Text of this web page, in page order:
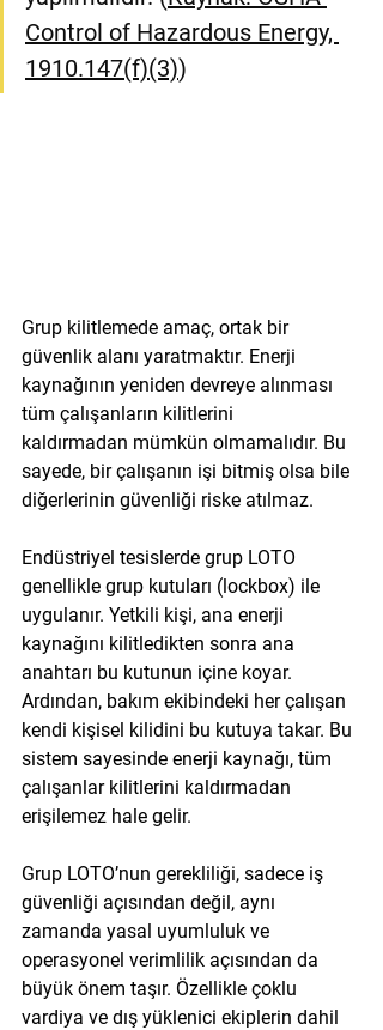
Control of Hazardous Energy,
1910.147(f)(3))
Grup kilitlemede amaç, ortak bir
güvenlik alanı yaratmaktır. Enerji
kaynağının yeniden devreye alınması
tüm çalışanların kilitlerini
kaldırmadan mümkün olmamalıdır. Bu
sayede, bir çalışanın işi bitmiş olsa bile
diğerlerinin güvenliği riske atılmaz.
Endüstriyel tesislerde grup LOTO
genellikle grup kutuları (lockbox) ile
uygulanır. Yetkili kişi, ana enerji
kaynağını kilitledikten sonra ana
anahtarı bu kutunun içine koyar.
Ardından, bakım ekibindeki her çalışan
kendi kişisel kilidini bu kutuya takar. Bu
sistem sayesinde enerji kaynağı, tüm
çalışanlar kilitlerini kaldırmadan
erişilemez hale gelir.
Grup LOTO’nun gerekliliği, sadece iş
güvenliği açısından değil, aynı
zamanda yasal uyumluluk ve
operasyonel verimlilik açısından da
büyük önem taşır. Özellikle çoklu
vardiya ve dış yüklenici ekiplerin dahil